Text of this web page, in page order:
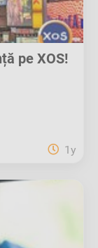
pe XOS!
1y